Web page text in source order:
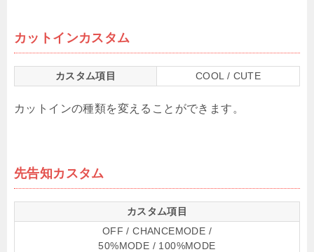
カットインカスタム
カスタム項目 COOL / CUTE
カットインの種類を変えることができます。
先告知カスタム
カスタム項目
OFF / CHANCEMODE /
50%MODE / 100%MODE